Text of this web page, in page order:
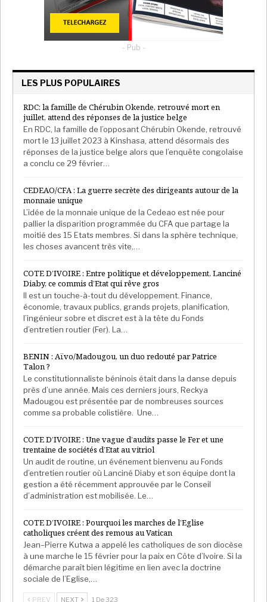
- Pub -
LES PLUS POPULAIRES
RDC: la famille de Chérubin Okende, retrouvé mort en
juillet, attend des réponses de la justice belge
En RDC, la famille de l’opposant Chérubin Okende, retrouvé
mort le 13 juillet 2023 à Kinshasa, attend désormais des
réponses de la justice belge alors que l’enquête congolaise
a conclu ce 29 février…
CEDEAO/CFA : La guerre secrète des dirigeants autour de la
monnaie unique
L’idée de la monnaie unique de la Cedeao est née pour
pallier la disparition programmée du CFA que partage la
moitié des 15 Etats membres. Si dans la sphère technique,
les choses avancent très vite,…
COTE D’IVOIRE : Entre politique et développement, Lanciné
Diaby, ce commis d’Etat qui rêve gros
Il est un touche-à-tout du développement. Finance,
économie, travaux publics, grands projets, planification,
l’ingénieur sobre et discret est à la tête du Fonds
d’entretien routier (Fer). La…
BENIN : Aïvo/Madougou, un duo redouté par Patrice
Talon ?
Le constitutionnaliste béninois était dans la danse depuis
près d’une année. Mais ces derniers jours, Reckya
Madougou est présentée par de nombreuses sources
comme sa probable colistière. Une…
COTE D’IVOIRE : Une vague d’audits passe le Fer et une
trentaine de sociétés d’Etat au vitriol
Un audit de routine, un événement bienvenu au Fonds
d’entretien routier où Lanciné Diaby et son équipe dont la
gestion a été récemment approuvée par le Conseil
d’administration est mobilisée. Le…
COTE D’IVOIRE : Pourquoi les marches de l’Eglise
catholiques créent des remous au Vatican
Jean–Pierre Kutwa a appelé les catholiques de son diocèse
à une marche le 15 février pour la paix en Côte d’Ivoire. Si la
démarche paraît bien légitime en lien avec la doctrine
sociale de l’Eglise,…
PREV NEXT 1 De 323